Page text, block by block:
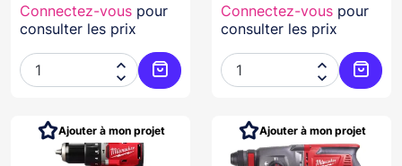
Connectez-vous pour
consulter les prix


Ajouter au panier
Connectez-vous pour
consulter les prix


Ajouter à mon projet Ajouter à mon projet